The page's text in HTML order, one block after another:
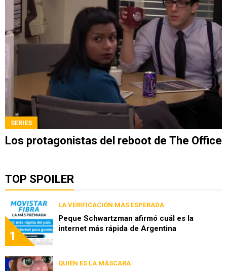
SERIES
Los protagonistas del reboot de The Office
TOP SPOILER
1
LA VERIFICACIÓN MÁS ESPERADA
Peque Schwartzman afirmó cuál es la
internet más rápida de Argentina
QUIÉN ES LA MÁSCARA